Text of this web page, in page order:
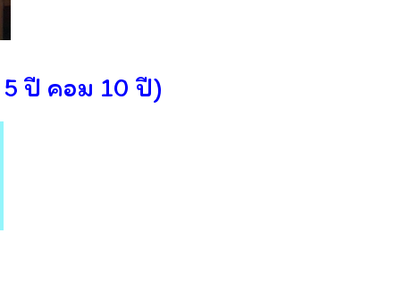
ปี คอม 10 ปี)